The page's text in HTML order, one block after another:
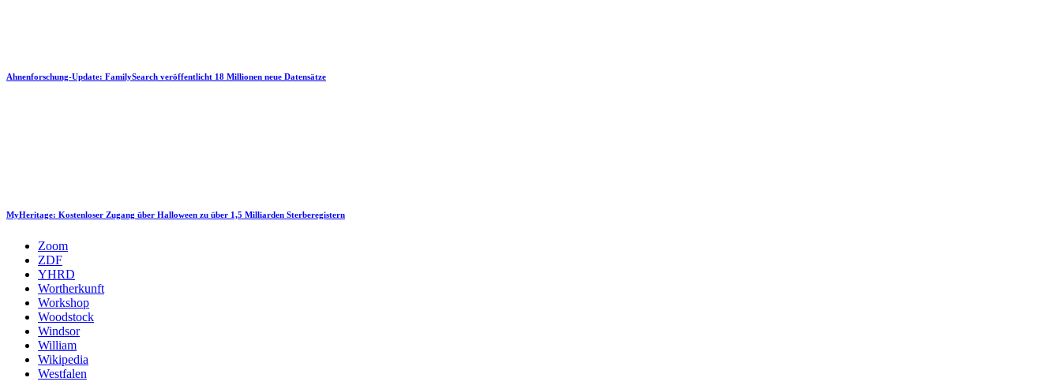
Ahnenforschung-Update: FamilySearch veröffentlicht 18 Millionen neue Datensätze
MyHeritage: Kostenloser Zugang über Halloween zu über 1,5 Milliarden Sterberegistern
Zoom
ZDF
YHRD
Wortherkunft
Workshop
Woodstock
Windsor
William
Wikipedia
Westfalen